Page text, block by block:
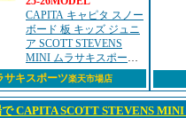
CAPITA キャピタ スノー
ボード 板 キッズ ジュニ
ア SCOTT STEVENS
MINI ムラサキスポーツ
25-26モデル MM F27
サキスポーツ楽天市場店
CAPITA SCOTT STEVENS